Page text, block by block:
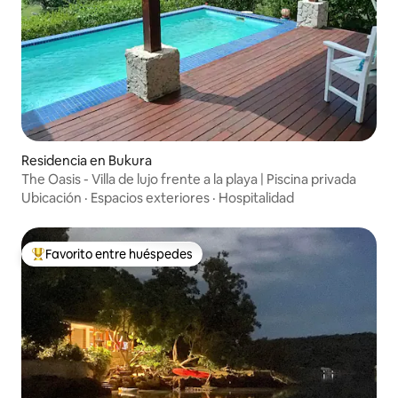
Residencia en Bukura
The Oasis - Villa de lujo frente a la playa | Piscina privada
Ubicación · Espacios exteriores · Hospitalidad
De los mejores en Favorito entre huéspedes
Favorito entre huéspedes